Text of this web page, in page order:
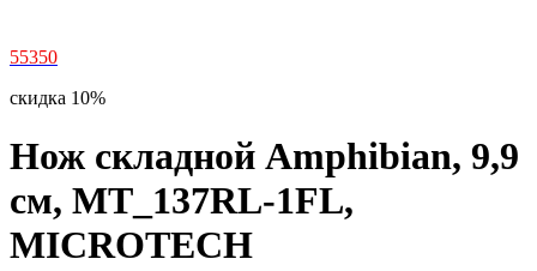
55350
скидка 10%
Нож складной Amphibian, 9,9
см, MT_137RL-1FL,
MICROTECH